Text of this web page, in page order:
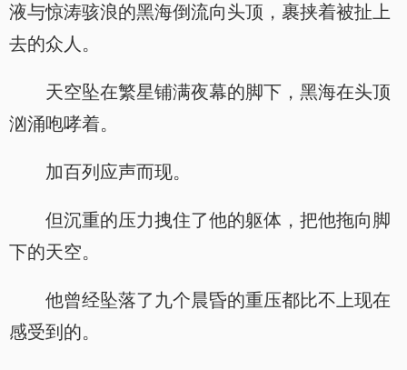
液与惊涛骇浪的黑海倒流向头顶，裹挟着被扯上
去的众人。
天空坠在繁星铺满夜幕的脚下，黑海在头顶
汹涌咆哮着。
加百列应声而现。
但沉重的压力拽住了他的躯体，把他拖向脚
下的天空。
他曾经坠落了九个晨昏的重压都比不上现在
感受到的。